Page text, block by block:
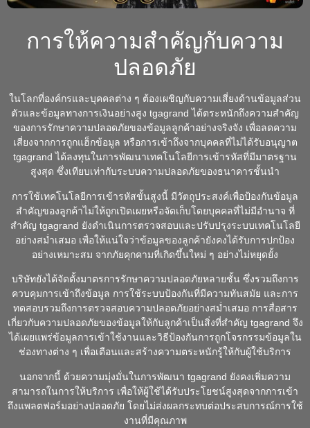
การให้ความสำคัญกับความ
ปลอดภัย
ในโลกที่องค์กรและบุคคลต่าง ๆ ต้องเผชิญกับความเสี่ยงด้านข้อมูลส่วน
ตัวและข้อมูลทางการเงินอย่างสูง tgagrand ได้ตระหนักถึงความสำคัญ
ของการรักษาความปลอดภัยของข้อมูลลูกค้าอย่างจริงจัง เพื่อลดความ
เสี่ยงจากการถูกแฮ็กข้อมูล หรือการเข้าถึงจากบุคคลที่ไม่ได้รับอนุญาต
tgagrand ได้ลงทุนในการพัฒนาเทคโนโลยีการเข้ารหัสที่มีมาตรฐาน
สูงสุด ซึ่งเทียบเท่ากับระบบความปลอดภัยของธนาคารชั้นนำ
การใช้เทคโนโลยีการเข้ารหัสขั้นสูงนี้ มีวัตถุประสงค์เพื่อป้องกันข้อมูล
สำคัญของลูกค้าไม่ให้ถูกเปิดเผยหรือจัดเก็บโดยบุคคลที่ไม่มีอำนาจ ที่
สำคัญ tgagrand ยังดำเนินการตรวจสอบและปรับปรุงระบบเทคโนโลยี
อย่างสม่ำเสมอ เพื่อให้แน่ใจว่าข้อมูลของลูกค้ายังคงได้รับการปกป้อง
อย่างเหมาะสม จากภัยคุกคามที่เกิดขึ้นใหม่ ๆ อย่างไม่หยุดยั้ง
บริษัทยังได้จัดตั้งมาตรการรักษาความปลอดภัยหลายชั้น ซึ่งรวมถึงการ
ควบคุมการเข้าถึงข้อมูล การใช้ระบบป้องกันที่มีความทันสมัย และการ
ทดสอบรวมถึงการตรวจสอบความปลอดภัยอย่างสม่ำเสมอ การสื่อสาร
เกี่ยวกับความปลอดภัยของข้อมูลให้กับลูกค้าเป็นสิ่งที่สำคัญ tgagrand จึง
ได้เผยแพร่ข้อมูลการเข้าใช้งานและวิธีป้องกันการถูกโจรกรรมข้อมูลใน
ช่องทางต่าง ๆ เพื่อเตือนและสร้างความตระหนักรู้ให้กับผู้ใช้บริการ
นอกจากนี้ ด้วยความมุ่งมั่นในการพัฒนา tgagrand ยังคงเพิ่มความ
สามารถในการให้บริการ เพื่อให้ผู้ใช้ได้รับประโยชน์สูงสุดจากการเข้า
ถึงแพลตฟอร์มอย่างปลอดภัย โดยไม่ส่งผลกระทบต่อประสบการณ์การใช้
งานที่มีคุณภาพ